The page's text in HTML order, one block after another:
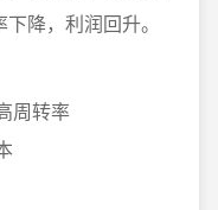
降，利润回升。
周转率